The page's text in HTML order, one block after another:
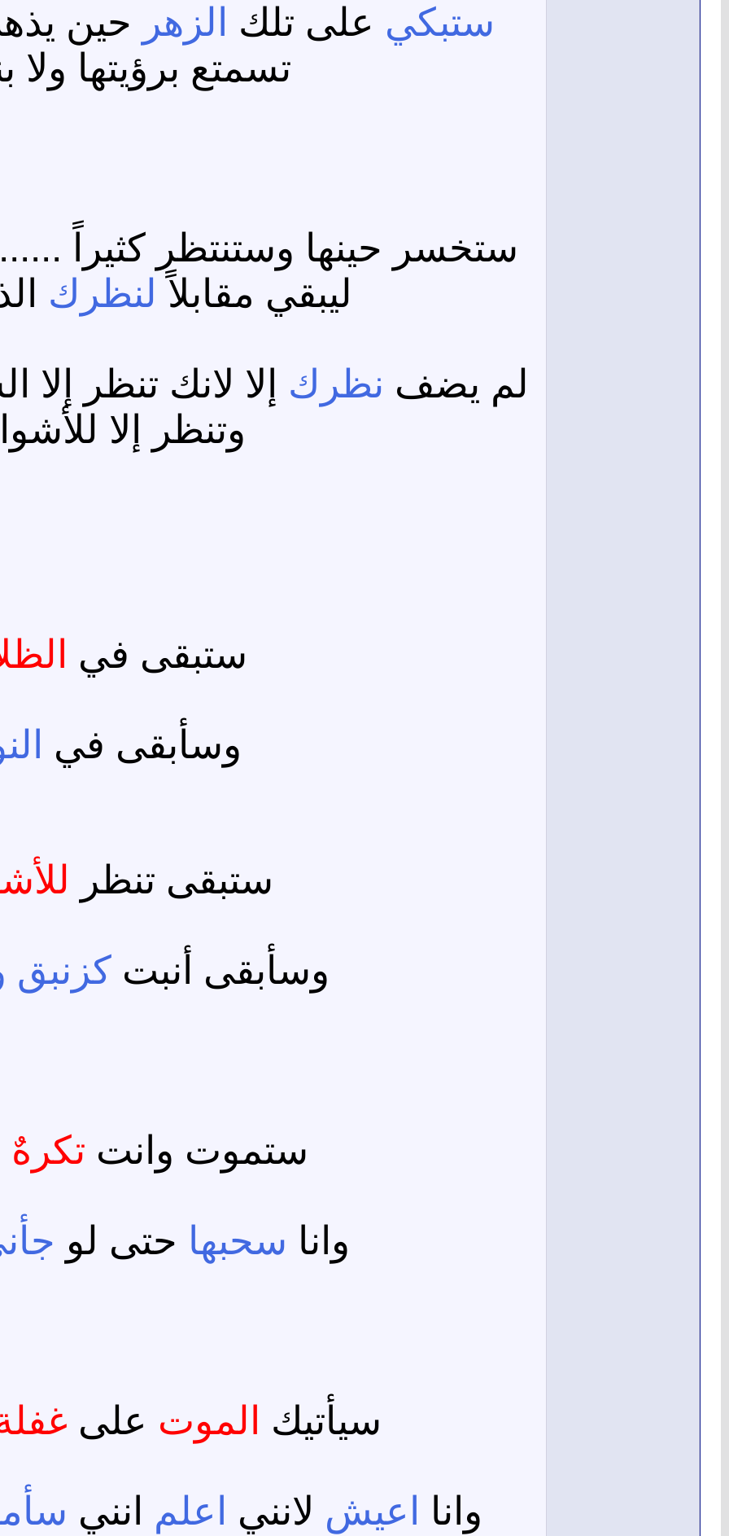
ستبكي على تلك الزهر حين
تسمتع برؤيتها ولا
ستخسر حينها وستنتظر كثيراً
ليبقي مقابلاً لنظرك
لم يضف نظرك إلا لانك تنظر
وتنظر إلا
ستبقى في
وسأبقى في
ستبقى تنظر
وسأبقى أنبت
ستموت وانت
وانا سحبها حتى لو
سيأتيك الموت على
وانا اعيش لانني اعلم انني